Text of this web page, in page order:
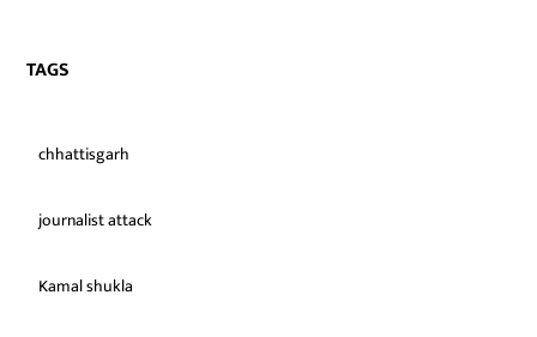
TAGS
chhattisgarh
journalist attack
Kamal shukla